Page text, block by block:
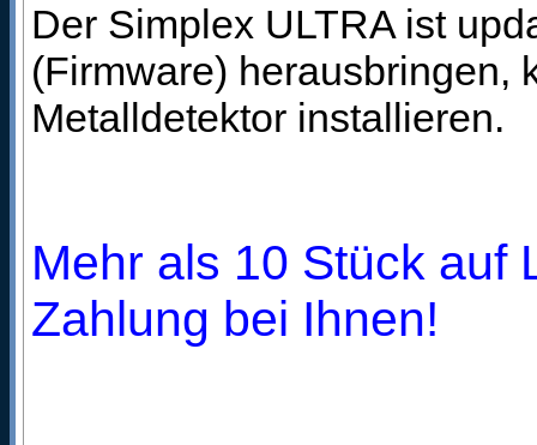
Der Simplex ULTRA ist
(Firmware) herausbringen,
Metalldetektor installieren.
Mehr als 10 Stück auf
Zahlung bei Ihnen!